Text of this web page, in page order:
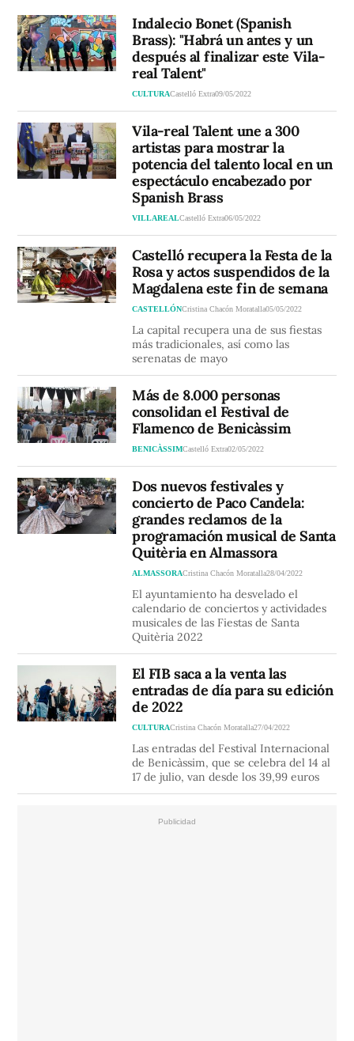
Indalecio Bonet (Spanish
Brass): "Habrá un antes y un
después al finalizar este Vila-
real Talent"
CULTURACastelló Extra09/05/2022
Vila-real Talent une a 300
artistas para mostrar la
potencia del talento local en un
espectáculo encabezado por
Spanish Brass
VILLAREALCastelló Extra06/05/2022
Castelló recupera la Festa de la
Rosa y actos suspendidos de la
Magdalena este fin de semana
CASTELLÓNCristina Chacón Moratalla05/05/2022
La capital recupera una de sus fiestas
más tradicionales, así como las
serenatas de mayo
Más de 8.000 personas
consolidan el Festival de
Flamenco de Benicàssim
BENICÀSSIMCastelló Extra02/05/2022
Dos nuevos festivales y
concierto de Paco Candela:
grandes reclamos de la
programación musical de Santa
Quitèria en Almassora
ALMASSORACristina Chacón Moratalla28/04/2022
El ayuntamiento ha desvelado el
calendario de conciertos y actividades
musicales de las Fiestas de Santa
Quitèria 2022
El FIB saca a la venta las
entradas de día para su edición
de 2022
CULTURACristina Chacón Moratalla27/04/2022
Las entradas del Festival Internacional
de Benicàssim, que se celebra del 14 al
17 de julio, van desde los 39,99 euros